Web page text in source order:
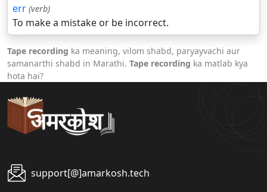
err (verb)
To make a mistake or be incorrect.
Tape recording ka meaning, vilom shabd, paryayvachi aur
samanarthi shabd in Marathi. Tape recording ka matlab kya
hota hai?
support[@]amarkosh.tech